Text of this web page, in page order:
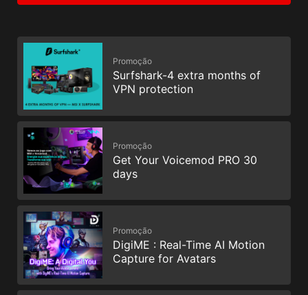
Promoção
Surfshark-4 extra months of
VPN protection
Promoção
Get Your Voicemod PRO 30
days
Promoção
DigiME : Real-Time AI Motion
Capture for Avatars